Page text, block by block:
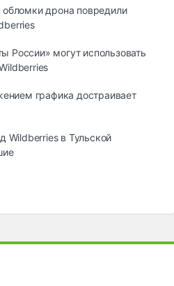
обломки дрона повредили
России» могут использовать
графика достраивает
Wildberries в Тульской